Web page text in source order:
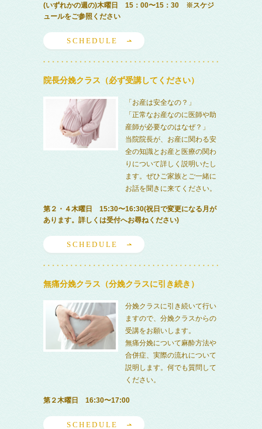
(いずれかの週の)木曜日 15：00〜15：30 ※スケジ
ュールをご参照ください
SCHEDULE
院長分娩クラス（必ず受講してください）
「お産は安全なの？」
「正常なお産なのに医師や助
産師が必要なのはなぜ？」
当院院長が、お産に関わる安
全の知識とお産と医療の関わ
りについて詳しく説明いたし
ます。ぜひご家族とご一緒に
お話を聞きに来てください。
第２・４木曜日 15:30〜16:30(祝日で変更になる月が
あります。詳しくは受付へお尋ねください)
SCHEDULE
無痛分娩クラス（分娩クラスに引き続き）
分娩クラスに引き続いて行い
ますので、分娩クラスからの
受講をお願いします。
無痛分娩について麻酔方法や
合併症、実際の流れについて
説明します。何でも質問して
ください。
第２木曜日 16:30〜17:00
SCHEDULE